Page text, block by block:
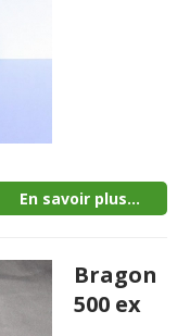
En savoir plus...
Bragon
500 ex